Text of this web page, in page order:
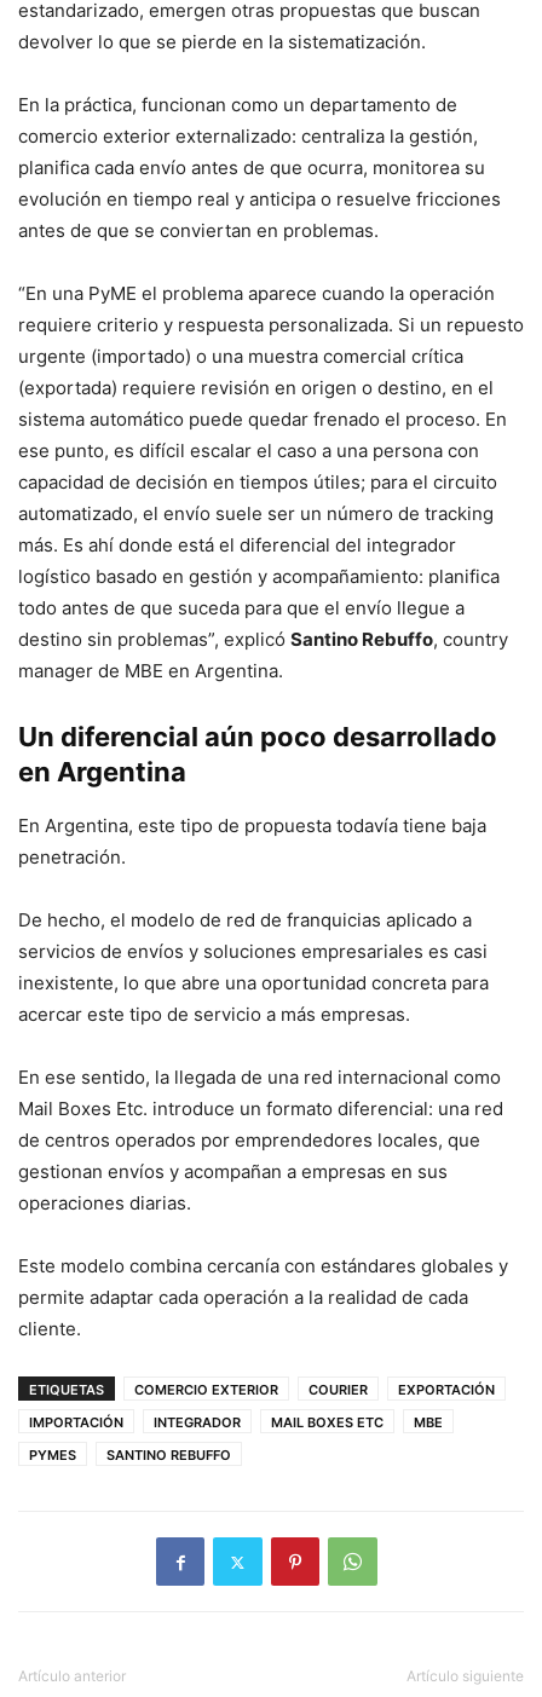
estandarizado, emergen otras propuestas que buscan
devolver lo que se pierde en la sistematización.
En la práctica, funcionan como un departamento de
comercio exterior externalizado: centraliza la gestión,
planifica cada envío antes de que ocurra, monitorea su
evolución en tiempo real y anticipa o resuelve fricciones
antes de que se conviertan en problemas.
“En una PyME el problema aparece cuando la operación
requiere criterio y respuesta personalizada. Si un repuesto
urgente (importado) o una muestra comercial crítica
(exportada) requiere revisión en origen o destino, en el
sistema automático puede quedar frenado el proceso. En
ese punto, es difícil escalar el caso a una persona con
capacidad de decisión en tiempos útiles; para el circuito
automatizado, el envío suele ser un número de tracking
más. Es ahí donde está el diferencial del integrador
logístico basado en gestión y acompañamiento: planifica
todo antes de que suceda para que el envío llegue a
destino sin problemas”, explicó Santino Rebuffo, country
manager de MBE en Argentina.
Un diferencial aún poco desarrollado
en Argentina
En Argentina, este tipo de propuesta todavía tiene baja
penetración.
De hecho, el modelo de red de franquicias aplicado a
servicios de envíos y soluciones empresariales es casi
inexistente, lo que abre una oportunidad concreta para
acercar este tipo de servicio a más empresas.
En ese sentido, la llegada de una red internacional como
Mail Boxes Etc. introduce un formato diferencial: una red
de centros operados por emprendedores locales, que
gestionan envíos y acompañan a empresas en sus
operaciones diarias.
Este modelo combina cercanía con estándares globales y
permite adaptar cada operación a la realidad de cada
cliente.
ETIQUETAS COMERCIO EXTERIOR COURIER
EXPORTACIÓN
IMPORTACIÓN
INTEGRADOR MAIL BOXES ETC
MBE
PYMES
SANTINO REBUFFO
Artículo anterior Artículo siguiente